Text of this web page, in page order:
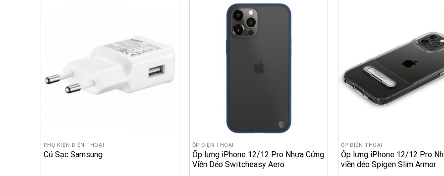
PHỤ KIỆN ĐIỆN THOẠI
Củ Sạc Samsung
ỐP ĐIỆN THOẠI
Ốp lưng iPhone 12/12 Pro Nhựa Cứng
Viền Dẻo Switcheasy Aero
ỐP ĐIỆN THOẠI
Ốp lưng iPhone 12/12 Pro
viền dẻo Spigen Slim Armor